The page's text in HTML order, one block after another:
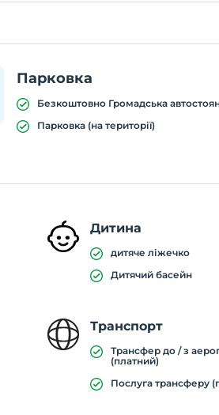
Парковка
Безкоштовно Громадська
Парковка (на території)
Дитина
дитяче ліжечко
Дитячий басейн
Транспорт
Трансфер до / з
(платний)
Послуга трансферу